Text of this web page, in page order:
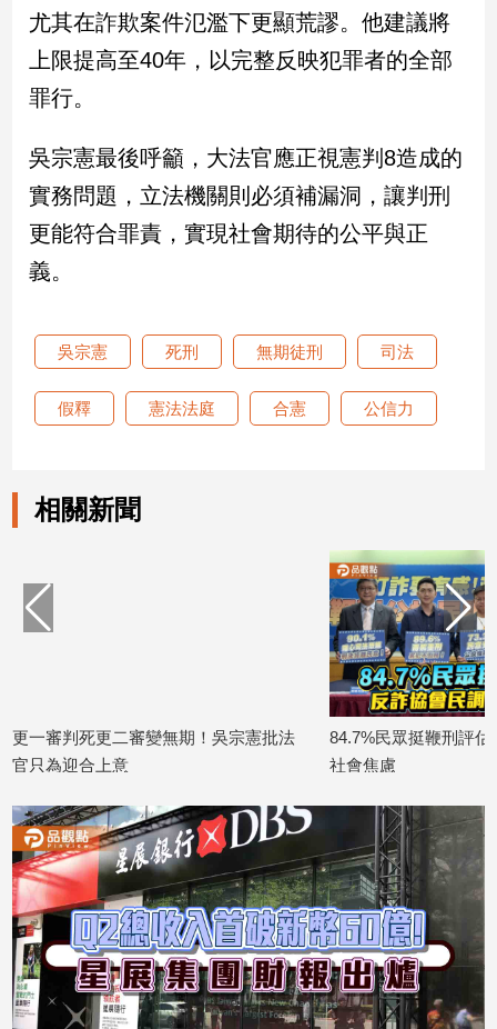
觀
南
台
觀
點
娛
娛
樂
星
時
尚
建
築/
內
設
計
旅
遊/
美
食
星
座/
尤其在詐欺案件氾濫下更顯荒謬。他建議將
上限提高至40年，以完整反映犯罪者的全部
罪行。
吳宗憲最後呼籲，大法官應正視憲判8造成的
實務問題，立法機關則必須補漏洞，讓判刑
更能符合罪責，實現社會期待的公平與正
義。
吳宗憲 死刑 無期徒刑 司法
假釋 憲法法庭 合憲 公信力
相關新聞
更一審判死更二審變無期！吳宗憲批法
官只為迎合上意
84.7%民眾挺鞭刑評
社會焦慮